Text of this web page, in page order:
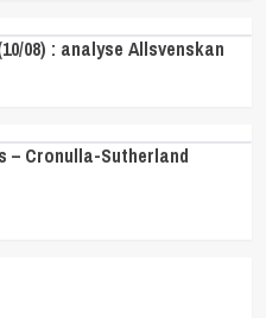
08) : analyse Allsvenskan
Cronulla-Sutherland